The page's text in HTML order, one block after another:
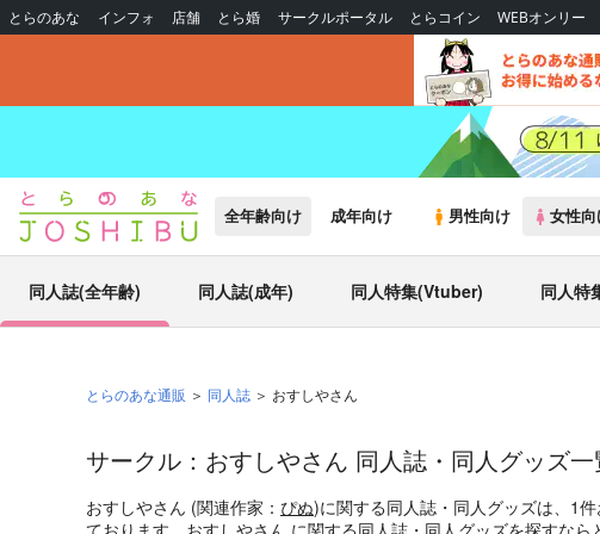
とらのあな インフォ 店舗 とら婚 サークルポータル とらコイン WEBオンリー
全年齢向け 成年向け 男性向け 女性向
同人誌(全年齢) 同人誌(成年) 同人特集(Vtuber) 同人特
とらのあな通販 同人誌 おすしやさん
サークル：おすしやさん 同人誌・同人グッズ一
おすしやさん (関連作家： ぴぬ)に関する同人誌・同人グッズは、1
ております。おすしやさん に関する同人誌・同人グッズを探すなら